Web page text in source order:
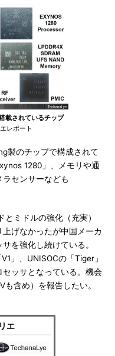
載されているチップ
レポート
製のチップで構成されて
1280」、メモリや通
センサーなども
ミドルの強化（充実）
げなかったが中国メーカ
を強化し続けている。
」、UNISOCの「Tiger」
ッサとなっている。機会
含め）を報告したい。
エ